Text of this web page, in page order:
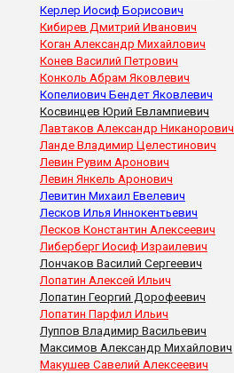
Керлер Иосиф Борисович
Кибирев Дмитрий Иванович
Коган Александр Михайлович
Конев Василий Петрович
Конколь Абрам Яковлевич
Копелиович Бендет Яковлевич
Косвинцев Юрий Евлампиевич
Лавтаков Александр Никанорович
Ланде Владимир Целестинович
Левин Рувим Аронович
Левин Янкель Аронович
Левитин Михаил Евелевич
Лесков Илья Иннокентьевич
Лесков Константин Алексеевич
Либерберг Иосиф Израилевич
Лончаков Василий Сергеевич
Лопатин Алексей Ильич
Лопатин Георгий Дорофеевич
Лопатин Парфил Ильич
Луппов Владимир Васильевич
Максимов Александр Михайлович
Макушев Савелий Алексеевич